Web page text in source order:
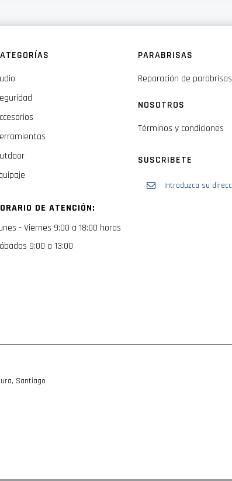
DE ATENCIÓN:
- Viernes 9:00 a 18:00 horas
9:00 a 13:00
PARABRISAS
Reparación de parabrisas
NOSOTROS
Términos y condiciones
SUSCRIBETE
Santiago